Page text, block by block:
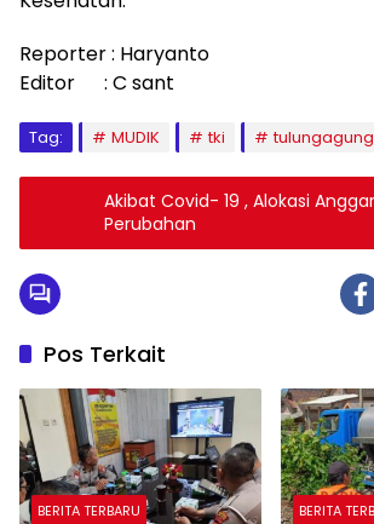
Reporter : Haryanto
Editor : C sant
Tag: MUDIK tki tulungagung
Akibat Covid- 19 , Alokasi
Perubahan
Pos Terkait
BERITA TERBARU BERITA